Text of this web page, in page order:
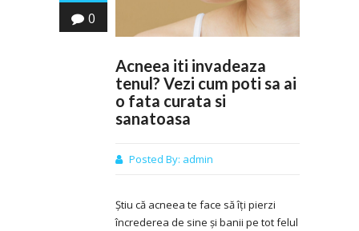
0
Acneea iti invadeaza
tenul? Vezi cum poti sa ai
o fata curata si
sanatoasa
Posted By: admin
Știu că acneea te face să îți pierzi
încrederea de sine și banii pe tot felul